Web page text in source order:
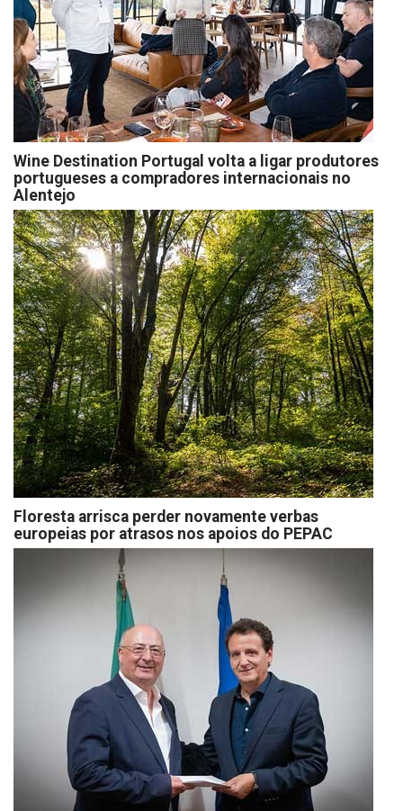
Wine Destination Portugal volta a ligar produtores
portugueses a compradores internacionais no
Alentejo
Floresta arrisca perder novamente verbas
europeias por atrasos nos apoios do PEPAC